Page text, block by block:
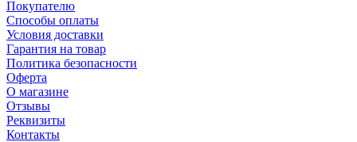
Покупателю
Способы оплаты
Условия доставки
Гарантия на товар
Политика безопасности
Оферта
О магазине
Отзывы
Реквизиты
Контакты